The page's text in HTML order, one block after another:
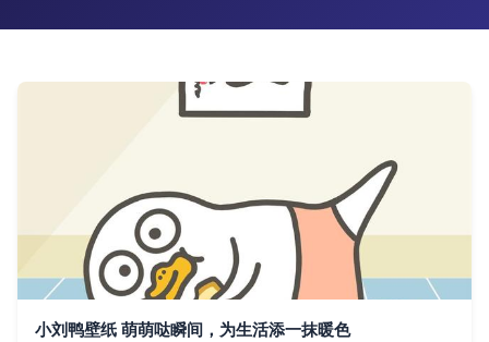
小刘鸭壁纸 萌萌哒瞬间，为生活添一抹暖色